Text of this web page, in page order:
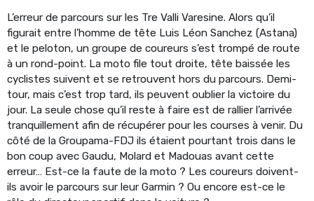
L’erreur de parcours sur les Tre Valli Varesine. Alors qu’il
figurait entre l’homme de tête Luis Léon Sanchez (Astana)
et le peloton, un groupe de coureurs s’est trompé de route
à un rond-point. La moto file tout droite, tête baissée les
cyclistes suivent et se retrouvent hors du parcours. Demi-
tour, mais c’est trop tard, ils peuvent oublier la victoire du
jour. La seule chose qu’il reste à faire est de rallier l’arrivée
tranquillement afin de récupérer pour les courses à venir. Du
côté de la Groupama-FDJ ils étaient pourtant trois dans le
bon coup avec Gaudu, Molard et Madouas avant cette
erreur… Est-ce la faute de la moto ? Les coureurs doivent-
ils avoir le parcours sur leur Garmin ? Ou encore est-ce le